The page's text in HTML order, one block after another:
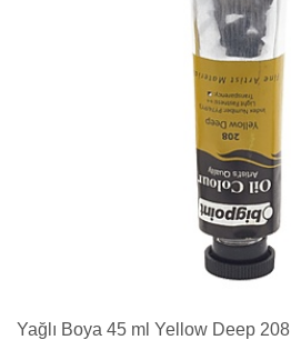
Yağlı Boya 45 ml Yellow Deep 208